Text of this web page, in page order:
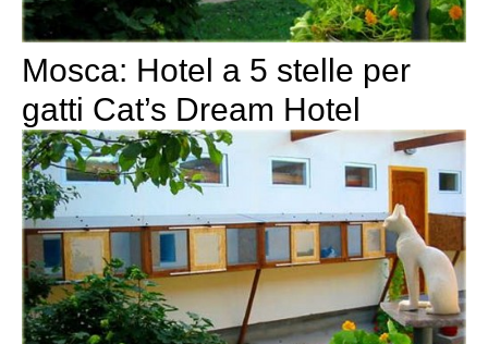
Mosca: Hotel a 5 stelle per
gatti Cat’s Dream Hotel